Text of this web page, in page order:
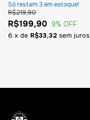
R$199,90
R$219,90
9% OFF
6 x de R$33,32 sem juros
Só restam 3 em estoque!